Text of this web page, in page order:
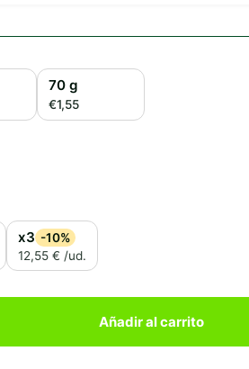
70 g
€1,55
x3 -10%
12,55 € /ud.
Añadir al carrito